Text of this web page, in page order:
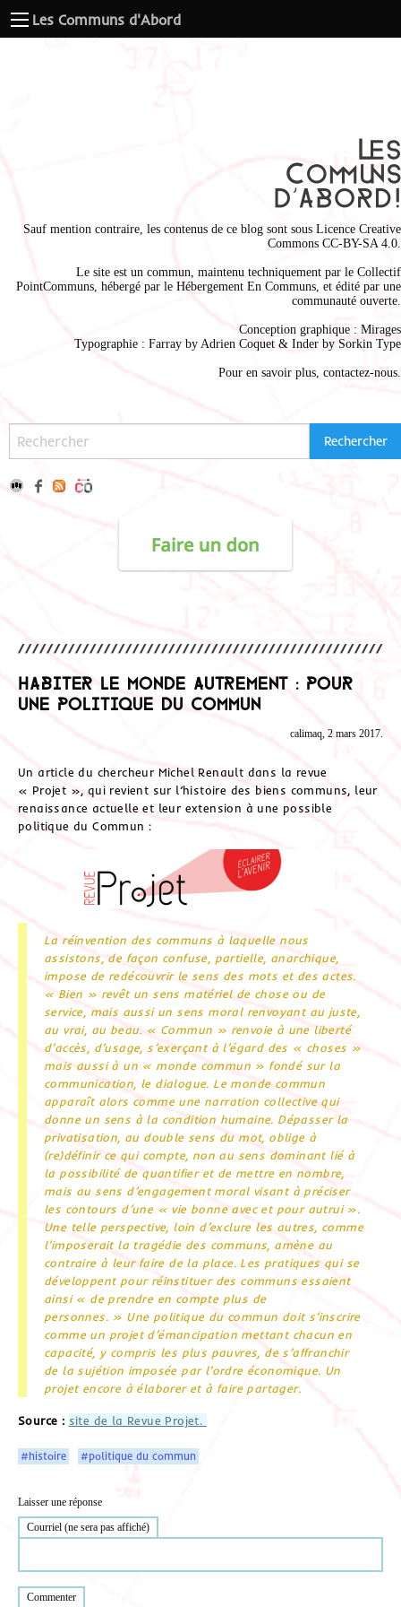
Les Communs d'Abord
Sauf mention contraire, les contenus de ce blog sont sous Licence Creative
Commons CC-BY-SA 4.0
Le site est un commun, maintenu techniquement par le Collectif
PointCommuns , hébergé par le Hébergement En Communs , et édité par une
communauté ouverte.
Conception graphique : Mirages
Typographie : Farray by Adrien Coquet & Inder by Sorkin Type
Pour en savoir plus, contactez-nous
Habiter le monde autrement : pour
une politique du commun
calimaq, 2 mars 2017.
Un article du chercheur Michel Renault dans la revue
« Projet », qui revient sur l’histoire des biens communs, leur
renaissance actuelle et leur extension à une possible
politique du Commun :
La réinvention des communs à laquelle nous
assistons, de façon confuse, partielle, anarchique,
impose de redécouvrir le sens des mots et des actes.
« Bien » revêt un sens matériel de chose ou de
service, mais aussi un sens moral renvoyant au juste,
au vrai, au beau. « Commun » renvoie à une liberté
d’accès, d’usage, s’exerçant à l’égard des « choses »
mais aussi à un « monde commun » fondé sur la
communication, le dialogue. Le monde commun
apparaît alors comme une narration collective qui
donne un sens à la condition humaine. Dépasser la
privatisation, au double sens du mot, oblige à
(re)définir ce qui compte, non au sens dominant lié à
la possibilité de quantifier et de mettre en nombre,
mais au sens d’engagement moral visant à préciser
les contours d’une « vie bonne avec et pour autrui ».
Une telle perspective, loin d’exclure les autres, comme
l’imposerait la tragédie des communs, amène au
contraire à leur faire de la place. Les pratiques qui se
développent pour réinstituer des communs essaient
ainsi « de prendre en compte plus de
personnes. » Une politique du commun doit s’inscrire
comme un projet d’émancipation mettant chacun en
capacité, y compris les plus pauvres, de s’affranchir
de la sujétion imposée par l’ordre économique. Un
projet encore à élaborer et à faire partager.
Source : site de la Revue Projet.
#histoire #politique du commun
Laisser une réponse
Courriel (ne sera pas affiché)
Commenter